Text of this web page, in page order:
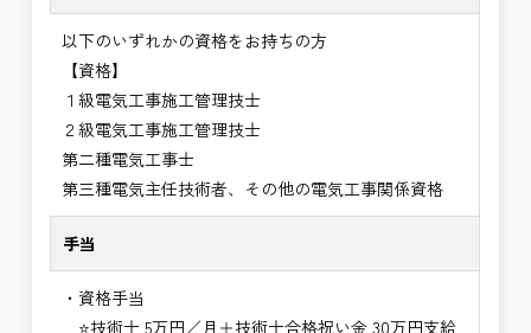
以下のいずれかの資格をお持ちの方
【資格】
１級電気工事施工管理技士
２級電気工事施工管理技士
第二種電気工事士
第三種電気主任技術者、その他の電気工事関係資格
手当
・資格手当
⭐技術士 5万円／月＋技術士合格祝い金 30万円支給